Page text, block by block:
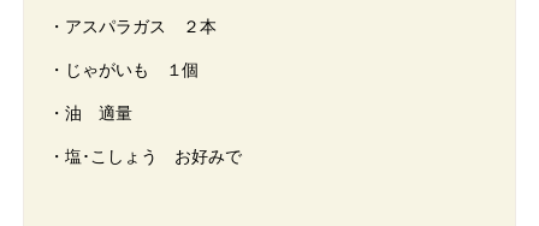
・アスパラガス ２本
・じゃがいも １個
・油 適量
・塩･こしょう お好みで